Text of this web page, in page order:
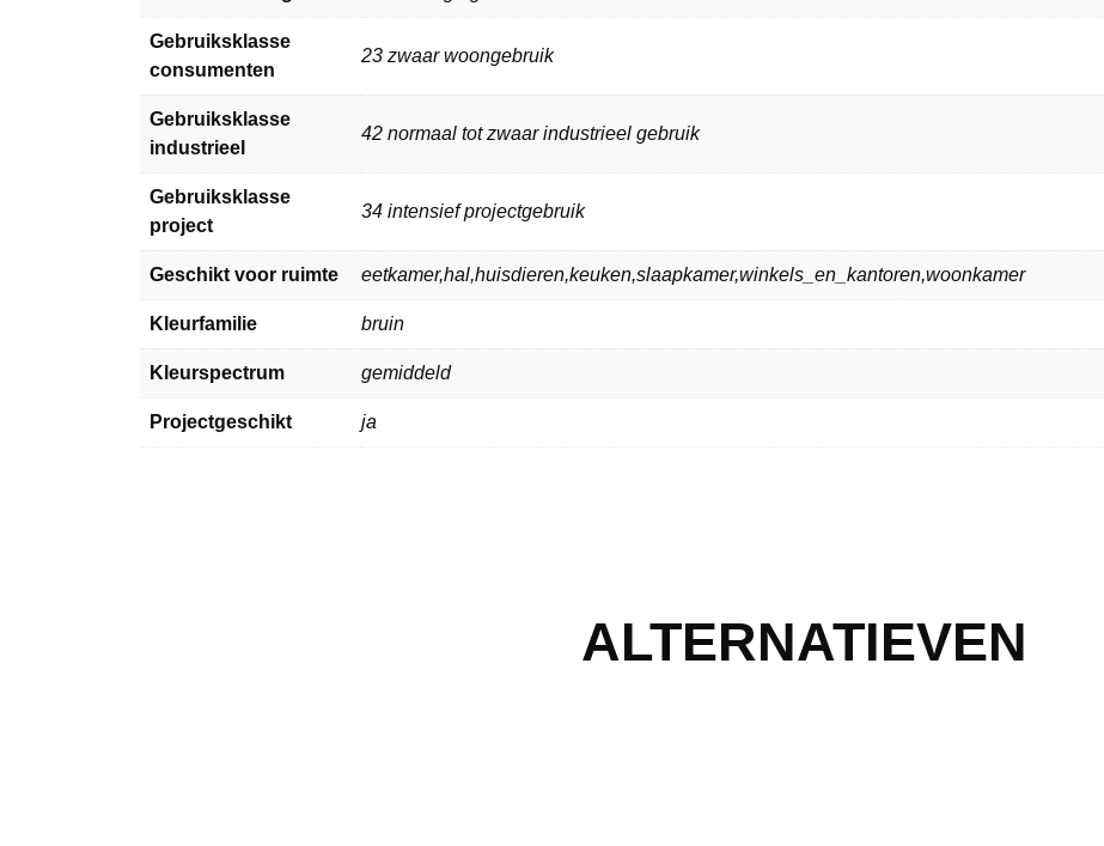
Gebruiksklasse
consumenten
23 zwaar woongebruik
Gebruiksklasse
industrieel
42 normaal tot zwaar industrieel gebruik
Gebruiksklasse
project
34 intensief projectgebruik
Geschikt voor ruimte eetkamer,hal,huisdieren,keuken,slaapkamer,winkels_en_kantoren,woonkamer
Kleurfamilie bruin
Kleurspectrum gemiddeld
Projectgeschikt ja
ALTERNATIEVEN